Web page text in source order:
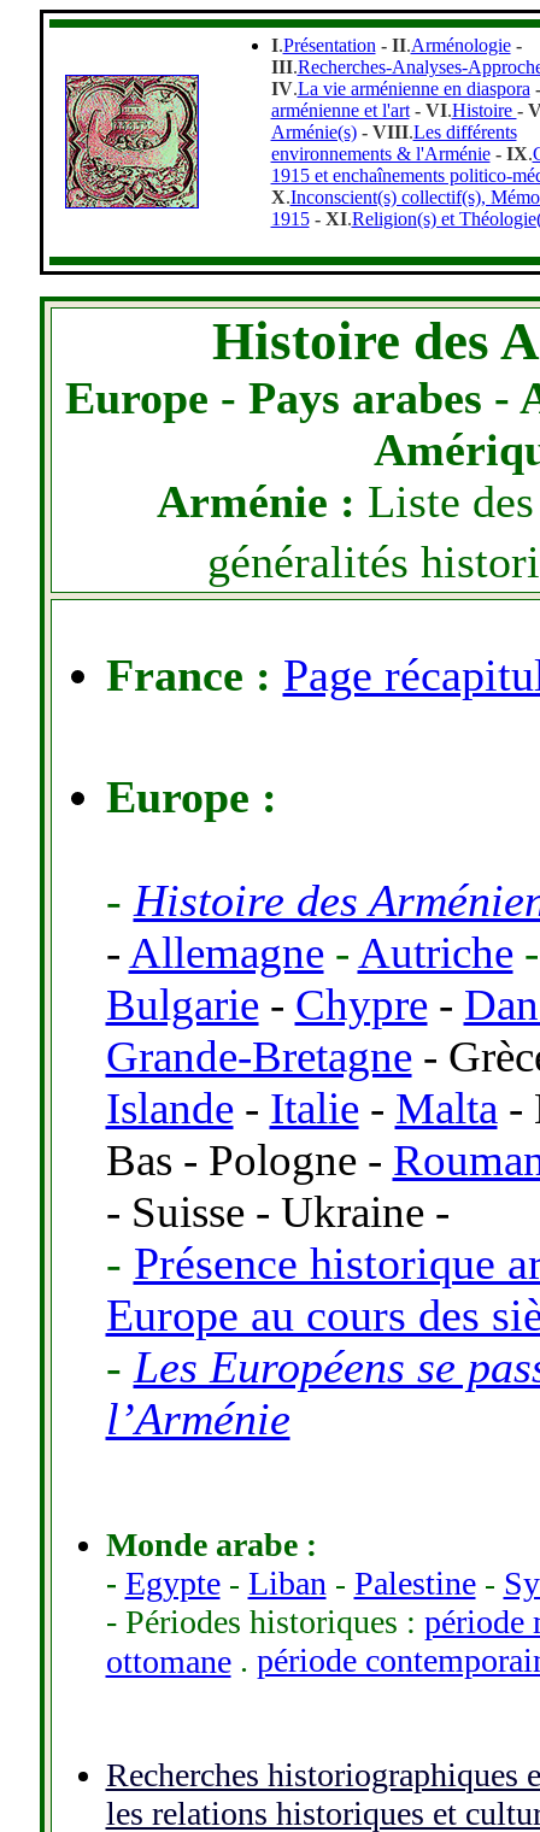
I.Présentation - II.Arménologie-
III.Recherches-Analyses-
IV.La vie arménienne en diaspora
arménienne et l'art- VI.Histoire -
Arménie(s)- VIII.Les différents
environnements & l'Arménie- IX.
1915 et enchaînements politico-
X.Inconscient(s) collectif(s),
1915- XI.Religion(s) et
Histoire des
Europe - Pays arabes -
Arménie : Liste
généralités
France : Page
Europe :
- Histoire des
- Allemagne- Autriche
Bulgarie- Chypre-
Grande-Bretagne-
Islande- Italie- Malta -
Bas - Pologne-
- Suisse- Ukraine-
- Présence historique
Europe au cours des
- Les Européens se
l’Arménie
Monde arabe :
- Egypte- Liban- Palestine-
- Périodes historiques : période
ottomane. période
Recherches historiographiques
les relations historiques et